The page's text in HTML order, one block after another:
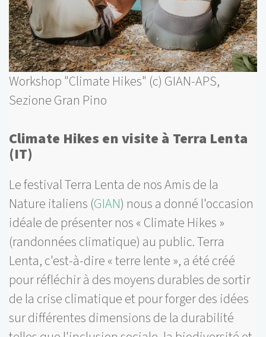
Workshop "Climate Hikes" (c) GIAN-APS,
Sezione Gran Pino
Climate Hikes en visite à Terra Lenta
(IT)
Le festival Terra Lenta de nos Amis de la
Nature italiens (GIAN) nous a donné l'occasion
idéale de présenter nos « Climate Hikes »
(randonnées climatique) au public. Terra
Lenta, c'est-à-dire « terre lente », a été créé
pour réfléchir à des moyens durables de sortir
de la crise climatique et pour forger des idées
sur différentes dimensions de la durabilité